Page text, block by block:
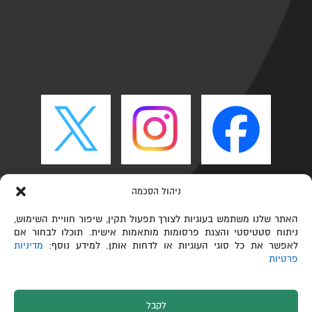
ניהול הסכמה
האתר שלנו משתמש בעוגיות לצורך תפעול תקין, שיפור חוויית השימוש,
ניתוח סטטיסטי והצגת פרסומות מותאמות אישית. תוכלו לבחור אם
לאפשר את כל סוגי העוגיות או לדחות אותן. למידע נוסף: מדיניות
פרטיות
לקבל